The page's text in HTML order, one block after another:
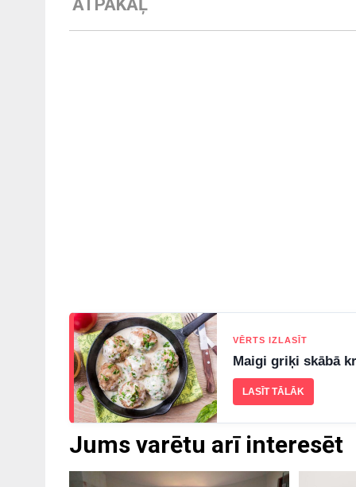
ATPAKAĻ
Jums varētu arī interesēt
VĒRTS IZLASĪT
Maigi griķi skābā
LASĪT TĀLĀK